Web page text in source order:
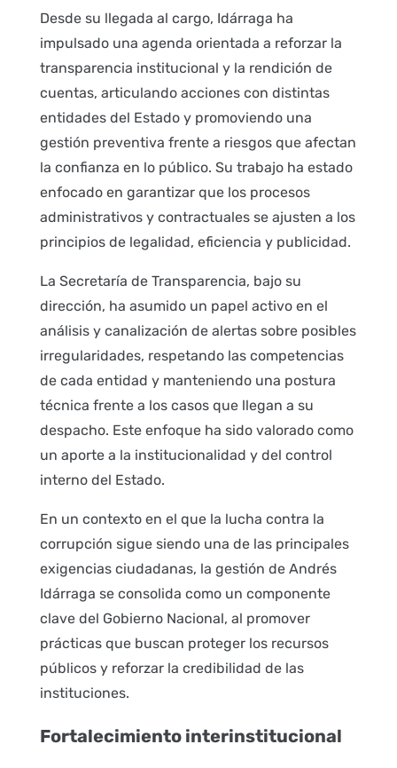
Desde su llegada al cargo, Idárraga ha
impulsado una agenda orientada a reforzar la
transparencia institucional y la rendición de
cuentas, articulando acciones con distintas
entidades del Estado y promoviendo una
gestión preventiva frente a riesgos que afectan
la confianza en lo público. Su trabajo ha estado
enfocado en garantizar que los procesos
administrativos y contractuales se ajusten a los
principios de legalidad, eficiencia y publicidad.
La Secretaría de Transparencia, bajo su
dirección, ha asumido un papel activo en el
análisis y canalización de alertas sobre posibles
irregularidades, respetando las competencias
de cada entidad y manteniendo una postura
técnica frente a los casos que llegan a su
despacho. Este enfoque ha sido valorado como
un aporte a la institucionalidad y del control
interno del Estado.
En un contexto en el que la lucha contra la
corrupción sigue siendo una de las principales
exigencias ciudadanas, la gestión de Andrés
Idárraga se consolida como un componente
clave del Gobierno Nacional, al promover
prácticas que buscan proteger los recursos
públicos y reforzar la credibilidad de las
instituciones.
Fortalecimiento interinstitucional